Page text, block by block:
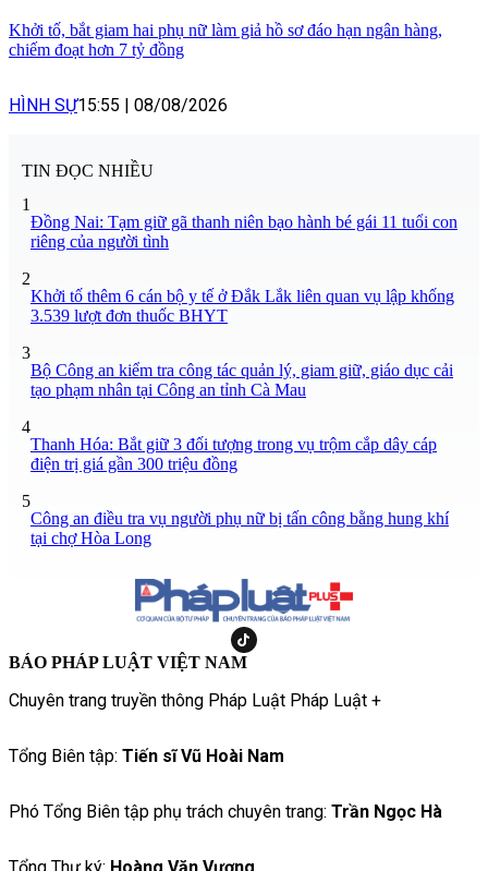
Khởi tố, bắt giam hai phụ nữ làm giả hồ sơ đáo hạn ngân hàng,
chiếm đoạt hơn 7 tỷ đồng
HÌNH SỰ15:55 | 08/08/2026
TIN ĐỌC NHIỀU
1
Đồng Nai: Tạm giữ gã thanh niên bạo hành bé gái 11 tuổi con
riêng của người tình
2
Khởi tố thêm 6 cán bộ y tế ở Đắk Lắk liên quan vụ lập khống
3.539 lượt đơn thuốc BHYT
3
Bộ Công an kiểm tra công tác quản lý, giam giữ, giáo dục cải
tạo phạm nhân tại Công an tỉnh Cà Mau
4
Thanh Hóa: Bắt giữ 3 đối tượng trong vụ trộm cắp dây cáp
điện trị giá gần 300 triệu đồng
5
Công an điều tra vụ người phụ nữ bị tấn công bằng hung khí
tại chợ Hòa Long
BÁO PHÁP LUẬT VIỆT NAM
Chuyên trang truyền thông Pháp Luật Pháp Luật +
Tổng Biên tập: Tiến sĩ Vũ Hoài Nam
Phó Tổng Biên tập phụ trách chuyên trang: Trần Ngọc Hà